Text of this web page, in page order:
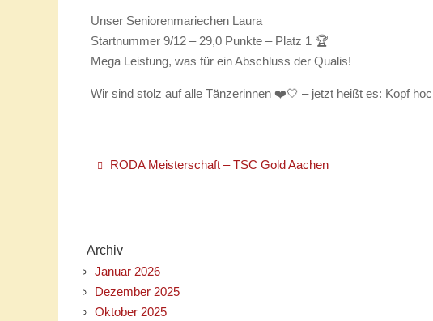
Unser Seniorenmariechen Laura
Startnummer 9/12 – 29,0 Punkte – Platz 1 🏆
Mega Leistung, was für ein Abschluss der Qualis!
Wir sind stolz auf alle Tänzerinnen ❤️🤍 – jetzt heißt es: Kopf
RODA Meisterschaft – TSC Gold Aachen
Archiv
Januar 2026
Dezember 2025
Oktober 2025